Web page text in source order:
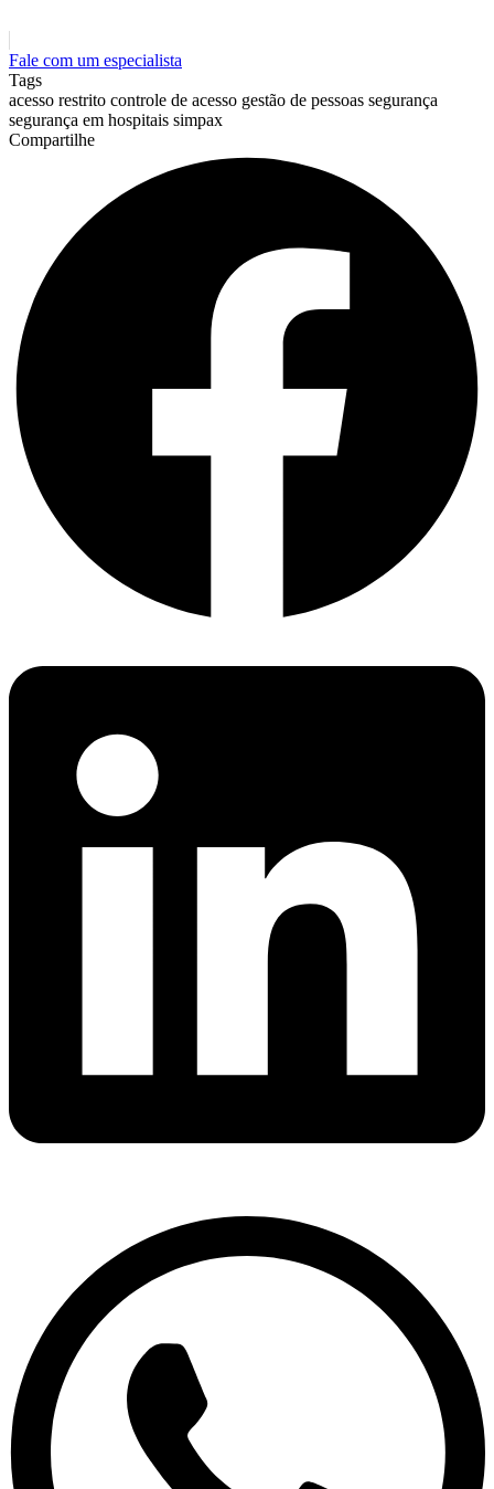
Fale com um especialista
Tags
acesso restrito controle de acesso gestão de pessoas segurança
segurança em hospitais simpax
Compartilhe